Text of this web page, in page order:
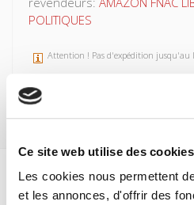
Ce site web utilise des cookies
Les cookies nous permettent
et les annonces, d'offrir des
POLITIQUES
Attention ! Pas d'expédition
Spécifications